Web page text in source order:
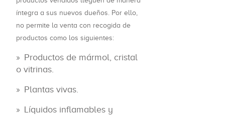
íntegra a sus nuevos dueños. Por ello,
no permite la venta con recogida de
productos como los siguientes:
Productos de mármol, cristal
o vitrinas.
Plantas vivas.
Líquidos inflamables y